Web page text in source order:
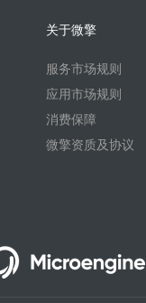
关于微擎
服务市场规则
应用市场规则
消费保障
微擎资质及协议